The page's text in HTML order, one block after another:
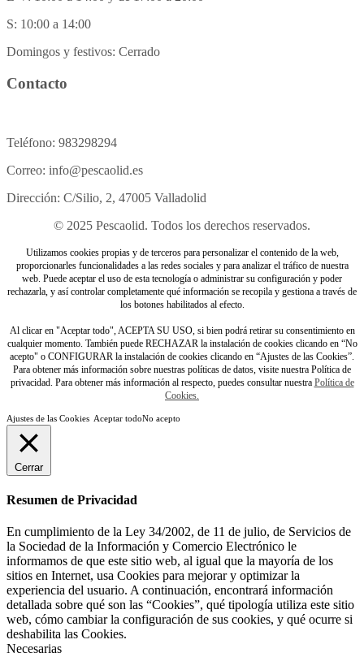
S: 10:00 a 14:00
Domingos y festivos: Cerrado
Contacto
Teléfono: 983298294
Correo: info@pescaolid.es
Dirección: C/Silio, 2, 47005 Valladolid
© 2025 Pescaolid. Todos los derechos reservados.
Utilizamos cookies propias y de terceros para personalizar el contenido de la web,
proporcionarles funcionalidades a las redes sociales y para analizar el tráfico de nuestra
web. Puede aceptar el uso de esta tecnología o administrar su configuración y poder
rechazarla, y así controlar completamente qué información se recopila y gestiona a través de
los botones habilitados al efecto.
Al clicar en "Aceptar todo", ACEPTA SU USO, si bien podrá retirar su consentimiento en
cualquier momento. También puede RECHAZAR la instalación de cookies clicando en “No
acepto" o CONFIGURAR la instalación de cookies clicando en “Ajustes de las Cookies”.
Para obtener más información sobre nuestras políticas de datos, visite nuestra Política de
privacidad. Para obtener más información al respecto, puedes consultar nuestra Política de
Cookies.
Ajustes de las Cookies Aceptar todoNo acepto
Cerrar
Resumen de Privacidad
En cumplimiento de la Ley 34/2002, de 11 de julio, de Servicios de
la Sociedad de la Información y Comercio Electrónico le
informamos de que este sitio web, al igual que la mayoría de los
sitios en Internet, usa Cookies para mejorar y optimizar la
experiencia del usuario. A continuación, encontrará información
detallada sobre qué son las “Cookies”, qué tipología utiliza este sitio
web, cómo cambiar la configuración de sus cookies, y qué ocurre si
deshabilita las Cookies.
Necesarias